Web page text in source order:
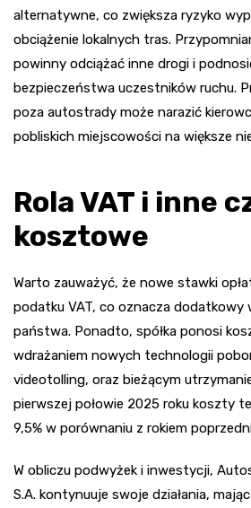
alternatywne, co zwiększa ryzyko
obciążenie lokalnych tras.
powinny odciążać inne drogi i
bezpieczeństwa uczestników ruchu.
poza autostrady może narazić
pobliskich miejscowości na większe
Rola VAT i inne
kosztowe
Warto zauważyć, że nowe stawki
podatku VAT, co oznacza dodatkowy
państwa. Ponadto, spółka ponosi
wdrażaniem nowych technologii
videotolling, oraz bieżącym
pierwszej połowie 2025 roku koszty
9,5% w porównaniu z rokiem
W obliczu podwyżek i inwestycji,
S.A. kontynuuje swoje działania,